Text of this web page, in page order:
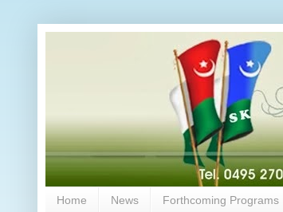
Home News Forthcoming Programs